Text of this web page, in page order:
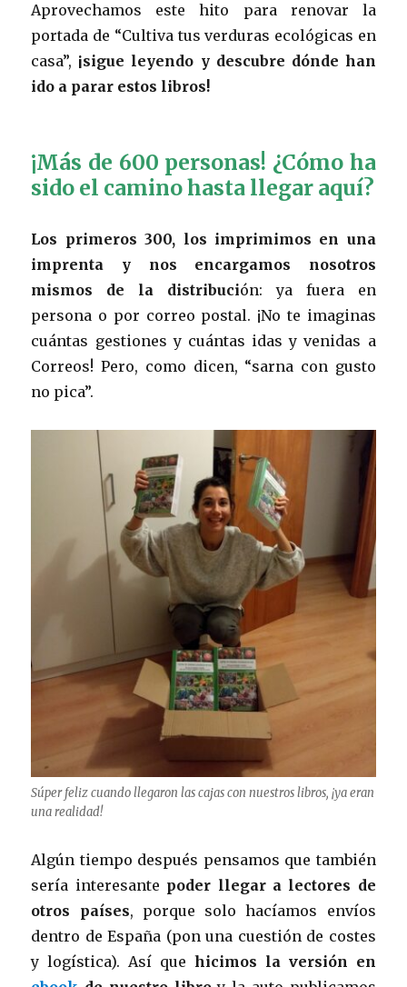
Aprovechamos este hito para renovar la
portada de “Cultiva tus verduras ecológicas en
casa”, ¡sigue leyendo y descubre dónde han
ido a parar estos libros!
¡Más de 600 personas! ¿Cómo ha
sido el camino hasta llegar aquí?
Los primeros 300, los imprimimos en una
imprenta y nos encargamos nosotros
mismos de la distribución: ya fuera en
persona o por correo postal. ¡No te imaginas
cuántas gestiones y cuántas idas y venidas a
Correos! Pero, como dicen, “sarna con gusto
no pica”.
Súper feliz cuando llegaron las cajas con nuestros libros, ¡ya eran
una realidad!
Algún tiempo después pensamos que también
sería interesante poder llegar a lectores de
otros países, porque solo hacíamos envíos
dentro de España (pon una cuestión de costes
y logística). Así que hicimos la versión en